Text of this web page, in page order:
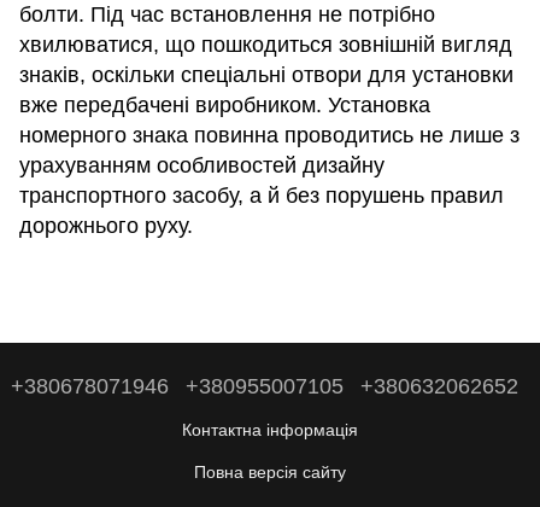
болти. Під час встановлення не потрібно
хвилюватися, що пошкодиться зовнішній вигляд
знаків, оскільки спеціальні отвори для установки
вже передбачені виробником. Установка
номерного знака повинна проводитись не лише з
урахуванням особливостей дизайну
транспортного засобу, а й без порушень правил
дорожнього руху.
+380678071946 +380955007105 +380632062652
Контактна інформація
Повна версія сайту